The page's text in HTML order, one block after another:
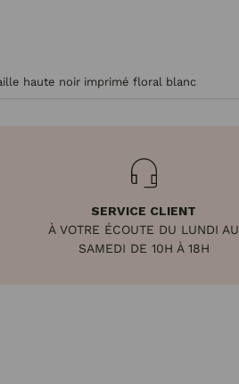
haute noir imprimé floral blanc
SERVICE CLIENT
À VOTRE ÉCOUTE DU LUNDI AU
SAMEDI DE 10H À 18H